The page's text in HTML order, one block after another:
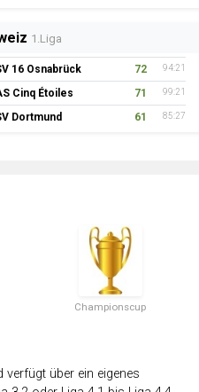
1.Liga
16 Osnabrück 72 94:21
Cinq Étoiles 71 99:21
Dortmund 61 85:27
Championscup
über ein eigenes